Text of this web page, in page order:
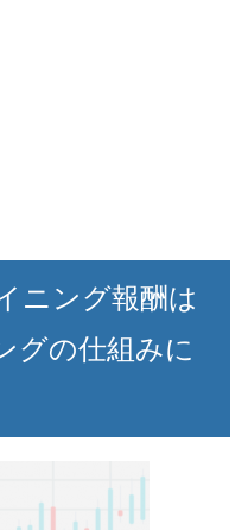
ニング報酬は
グの仕組みに